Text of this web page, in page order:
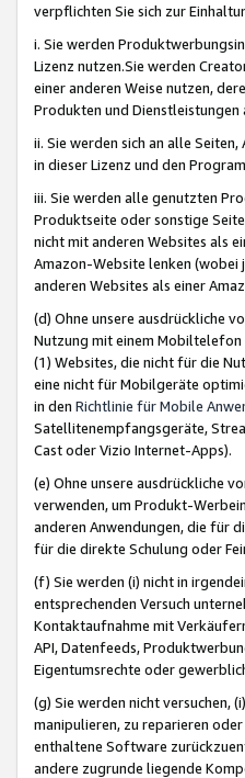
verpflichten Sie sich zur
i. Sie werden
Lizenz nutzen.Sie werden
einer anderen Weise nutzen,
Produkten und
ii. Sie werden sich an alle
in dieser Lizenz und den
iii. Sie werden alle genutzten
Produktseite oder sonstige
nicht mit anderen Websites als
Amazon-Website lenken (wobei
anderen Websites als einer
(d) Ohne unsere ausdrückliche
Nutzung mit einem
(1) Websites, die nicht für die
eine nicht für Mobilgeräte
in den Richtlinie für Mobile
Satellitenempfangsgeräte,
Cast oder Vizio Internet-Apps).
(e) Ohne unsere ausdrückliche
verwenden, um Produkt-
anderen Anwendungen, die für
für die direkte Schulung oder
(f) Sie werden (i) nicht in
entsprechenden Versuch
Kontaktaufnahme mit
API, Datenfeeds,
Eigentumsrechte oder
(g) Sie werden nicht versuchen,
manipulieren, zu reparieren
enthaltene Software
andere zugrunde liegende